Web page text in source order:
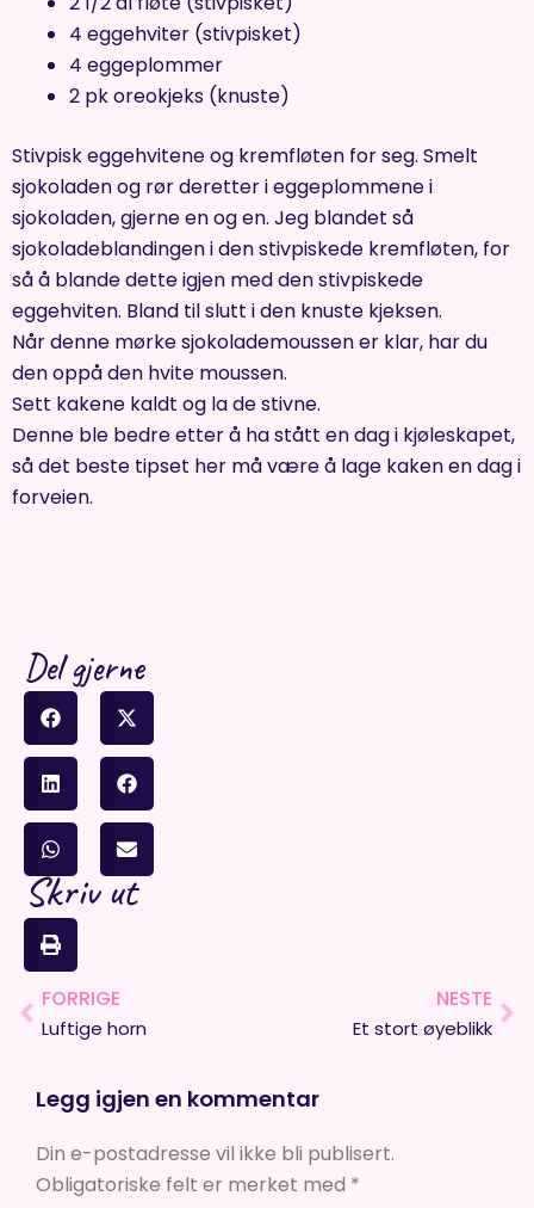
4 eggehviter (stivpisket)
4 eggeplommer
2 pk oreokjeks (knuste)
Stivpisk eggehvitene og kremfløten for seg. Smelt
sjokoladen og rør deretter i eggeplommene i
sjokoladen, gjerne en og en. Jeg blandet så
sjokoladeblandingen i den stivpiskede kremfløten, for
så å blande dette igjen med den stivpiskede
eggehviten. Bland til slutt i den knuste kjeksen.
Når denne mørke sjokolademoussen er klar, har du
den oppå den hvite moussen.
Sett kakene kaldt og la de stivne.
Denne ble bedre etter å ha stått en dag i kjøleskapet,
så det beste tipset her må være å lage kaken en dag i
forveien.
Del gjerne
Skriv ut
Prev
FORRIGE
Luftige horn
NESTE
Et stort øyeblikk
Legg igjen en kommentar
Din e-postadresse vil ikke bli publisert.
Obligatoriske felt er merket med *